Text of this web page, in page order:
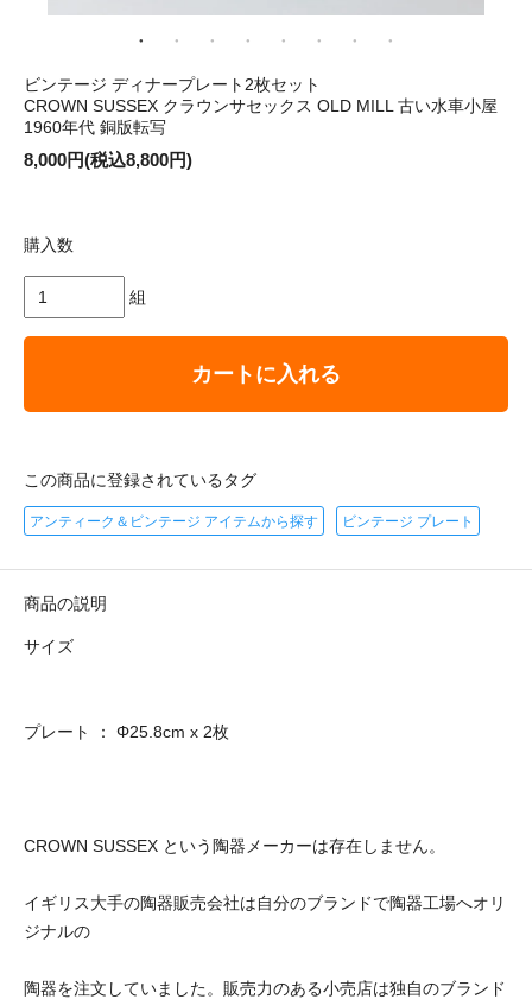
ビンテージ ディナープレート2枚セット
CROWN SUSSEX クラウンサセックス OLD MILL 古い水車小屋
1960年代 銅版転写
8,000円(税込8,800円)
購入数
組
カートに入れる
この商品に登録されているタグ
アンティーク＆ビンテージ アイテムから探す ビンテージ プレート
商品の説明
サイズ
プレート ： Φ25.8cm x 2枚
CROWN SUSSEX という陶器メーカーは存在しません。
イギリス大手の陶器販売会社は自分のブランドで陶器工場へオリ
ジナルの
陶器を注文していました。販売力のある小売店は独自のブランド